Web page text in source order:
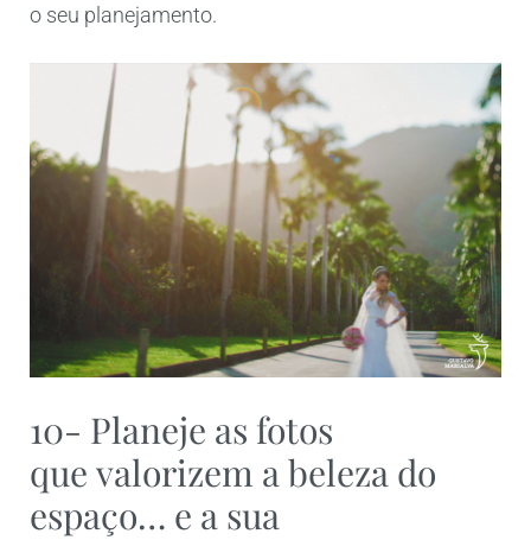
o seu planejamento.
10- Planeje as fotos
que valorizem a beleza do
espaço… e a sua